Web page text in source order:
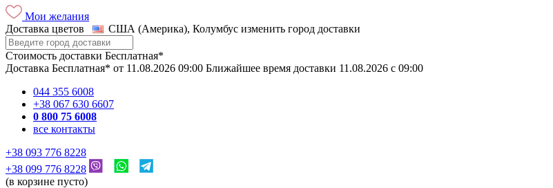
Мои желания
Доставка цветов
США (Америка), Колумбус изменить город доставки
Стоимость доставки Бесплатная*
Доставка Бесплатная* от 11.08.2026 09:00 Ближайшее время доставки 11.08.2026 c 09:00
044 355 6008
+38 067 630 6607
0 800 75 6008
все контакты
+38 093 776 8228
+38 099 776 8228
(в корзине пусто)